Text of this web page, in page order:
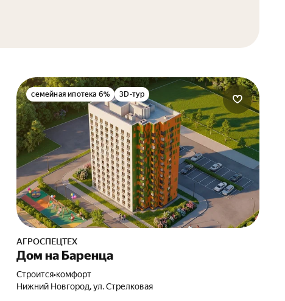
семейная ипотека 6% 3D-тур
АГРОСПЕЦТЕХ
Дом на Баренца
Строится•комфорт
Нижний Новгород, ул. Стрелковая